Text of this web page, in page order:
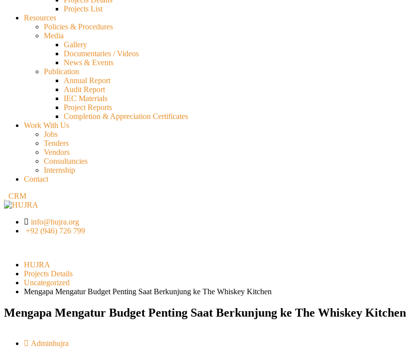
Projects List
Resources
Policies & Procedures
Media
Gallery
Documentaries / Videos
News & Events
Publication
Annual Report
Audit Report
IEC Materials
Project Reports
Completion & Appreciation Certificates
Work With Us
Jobs
Tenders
Vendors
Consultancies
Internship
Contact
CRM
info@hujra.org
+92 (946) 726 799
HUJRA
Projects Details
Uncategorized
Mengapa Mengatur Budget Penting Saat Berkunjung ke The Whiskey Kitchen
Mengapa Mengatur Budget Penting Saat Berkunjung ke The Whiskey Kitchen
Adminhujra